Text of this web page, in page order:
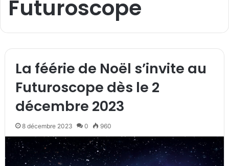
Futuroscope
La féérie de Noël s’invite au
Futuroscope dès le 2
décembre 2023
8 décembre 2023 0 960